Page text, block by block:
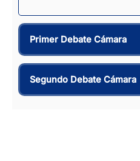
Primer Debate Cámara
Segundo Debate Cámara